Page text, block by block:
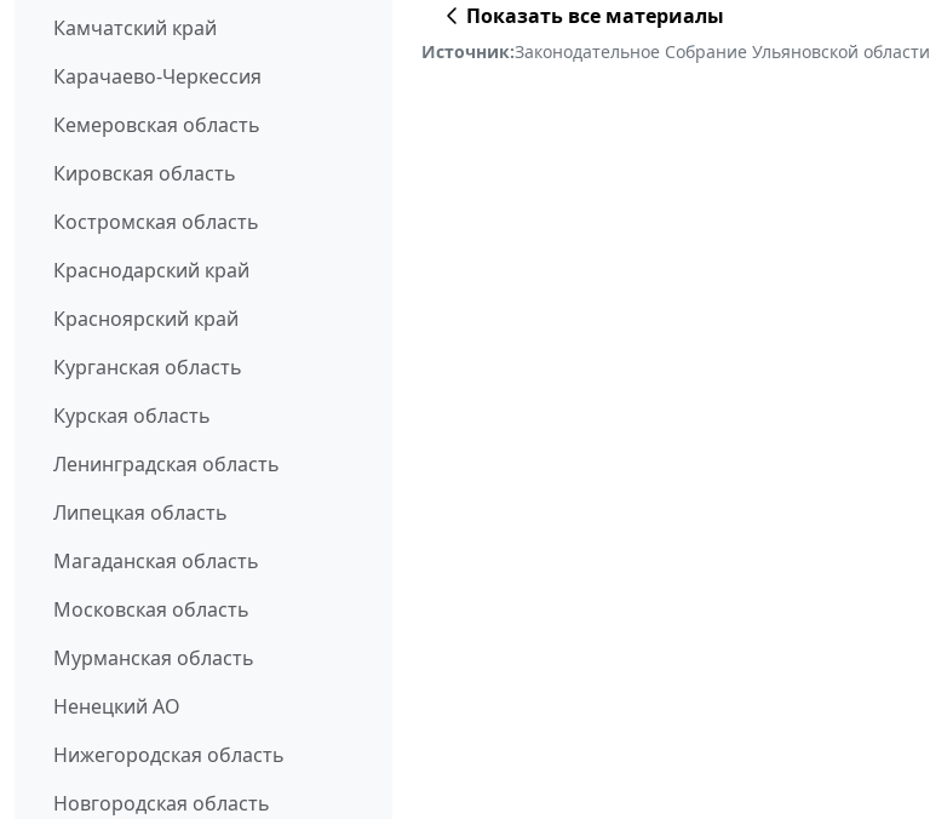
Камчатский край
Карачаево-Черкессия
Кемеровская область
Кировская область
Костромская область
Краснодарский край
Красноярский край
Курганская область
Курская область
Ленинградская область
Липецкая область
Магаданская область
Московская область
Мурманская область
Ненецкий АО
Нижегородская область
Новгородская область
Показать все материалы
Источник:Законодательное Собрание Ульяновской области